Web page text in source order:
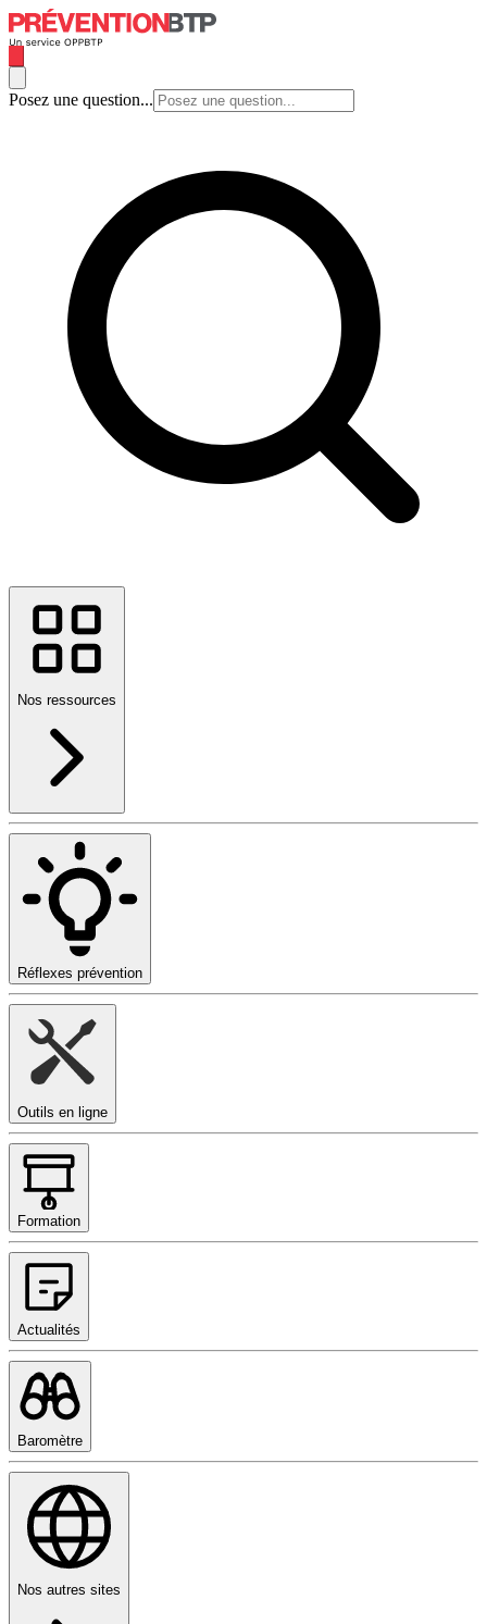
Posez une question...
Nos ressources
Réflexes prévention
Outils en ligne
Formation
Actualités
Baromètre
Nos autres sites